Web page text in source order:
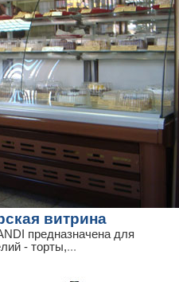
витрина
предназначена для
- торты,...